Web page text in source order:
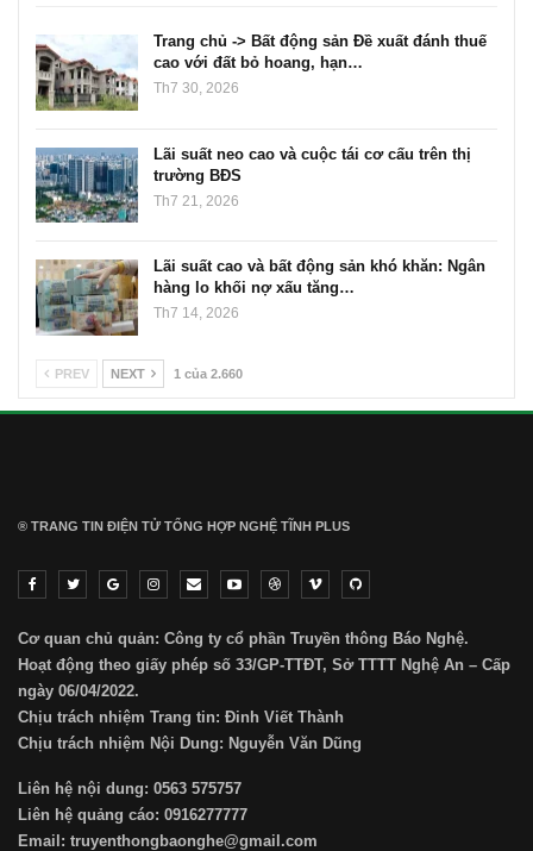
Trang chủ -> Bất động sản Đề xuất đánh thuế
cao với đất bỏ hoang, hạn…
Th7 30, 2026
Lãi suất neo cao và cuộc tái cơ cấu trên thị
trường BĐS
Th7 21, 2026
Lãi suất cao và bất động sản khó khăn: Ngân
hàng lo khối nợ xấu tăng…
Th7 14, 2026
PREV NEXT 1 của 2.660
® TRANG TIN ĐIỆN TỬ ТỔNG HỢP NGHỆ TĨNH PLUS
Cơ quan chủ quản: Công ty cổ phần Truyền thông Báo Nghệ.
Hoạt động theo giấy phép số 33/GP-TTĐT, Sở TTTT Nghệ An – Cấp
ngày 06/04/2022.
Chịu trách nhiệm Trang tin: Đinh Viết Thành
Chịu trách nhiệm Nội Dung: Nguyễn Văn Dũng
Liên hệ nội dung: 0563 575757
Liên hệ quảng cáo: 0916277777
Email: truyenthongbaonghe@gmail.com